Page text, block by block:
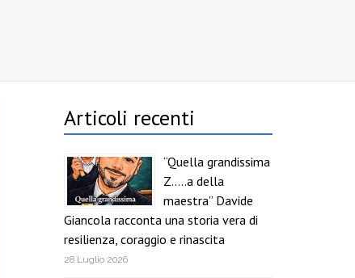
Articoli recenti
“Quella grandissima
Z…..a della
maestra” Davide
Giancola racconta una storia vera di
resilienza, coraggio e rinascita
28 Luglio 2026